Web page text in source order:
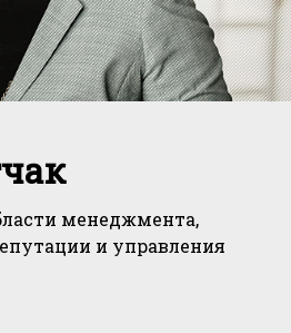
менеджмента,
и управления